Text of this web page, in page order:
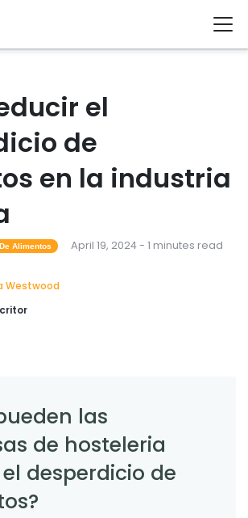
el
de
en la industria
Alimentos April 19, 2024 - 1 minutes read
Westwood
las
de hosteleria
desperdicio de